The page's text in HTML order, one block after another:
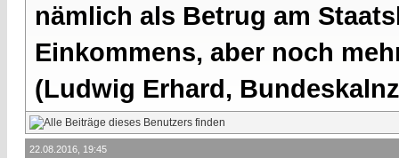
nämlich als Betrug am
Einkommens, aber noch
(Ludwig Erhard,
22.08.2016, 19:45